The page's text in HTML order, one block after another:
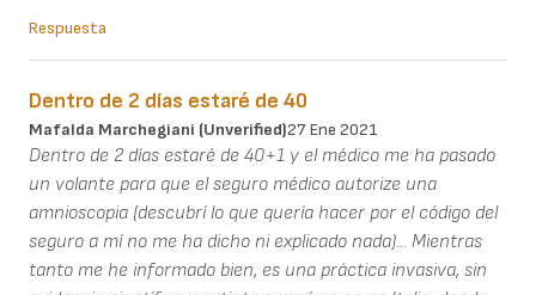
Respuesta
Dentro de 2 días estaré de 40
Mafalda Marchegiani (unverified)27 Ene 2021
Dentro de 2 días estaré de 40+1 y el médico me ha pasado
un volante para que el seguro médico autorize una
amnioscopia (descubrí lo que quería hacer por el código del
seguro a mí no me ha dicho ni explicado nada)... Mientras
tanto me he informado bien, es una práctica invasiva, sin